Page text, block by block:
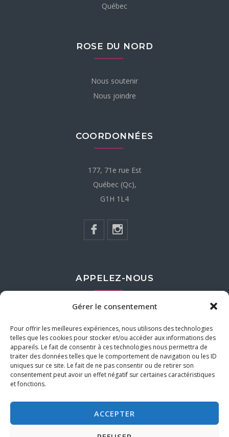
Gérer le consentement
Pour offrir les meilleures expériences, nous utilisons des technologies
telles que les cookies pour stocker et/ou accéder aux informations des
appareils. Le fait de consentir à ces technologies nous permettra de
traiter des données telles que le comportement de navigation ou les ID
uniques sur ce site. Le fait de ne pas consentir ou de retirer son
consentement peut avoir un effet négatif sur certaines caractéristiques
et fonctions.
ACCEPTER
Québec
ROSE DU NORD
Nous soutenir
Nous joindre
COORDONNÉES
177, 71e rue Est
Québec (Qc),
G1H 1L4
APPELEZ-NOUS
418-622-2620
ÉCRIVEZ-NOUS
rosedunord@oricom.ca